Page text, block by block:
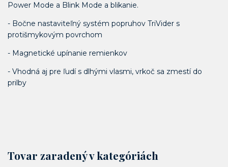
Power Mode a Blink Mode a blikanie.
- Bočne nastaviteľný systém popruhov TriVider s
protišmykovým povrchom
- Magnetické upínanie remienkov
- Vhodná aj pre ľudí s dlhými vlasmi, vrkoč sa zmestí do
prilby
Tovar zaradený v kategóriách